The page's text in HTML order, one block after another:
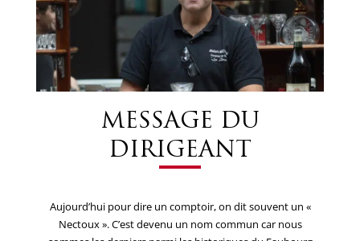
MESSAGE DU
DIRIGEANT
Aujourd’hui pour dire un comptoir, on dit souvent un «
Nectoux ». C’est devenu un nom commun car nous